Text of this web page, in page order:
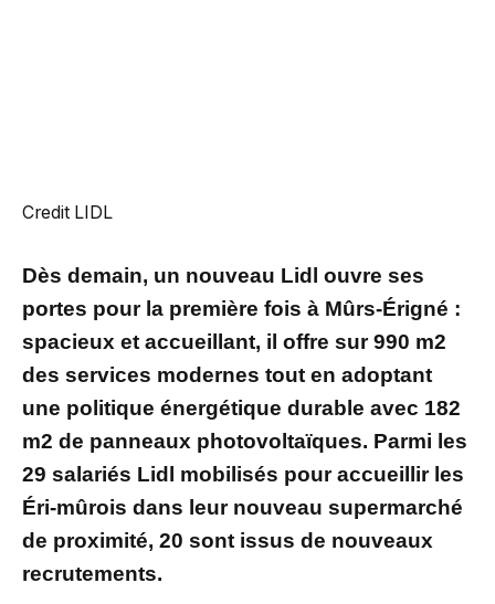
Credit LIDL
Dès demain, un nouveau Lidl ouvre ses
portes pour la première fois à Mûrs-Érigné :
spacieux et accueillant, il offre sur 990 m2
des services modernes tout en adoptant
une politique énergétique durable avec 182
m2 de panneaux photovoltaïques. Parmi les
29 salariés Lidl mobilisés pour accueillir les
Éri-mûrois dans leur nouveau supermarché
de proximité, 20 sont issus de nouveaux
recrutements.